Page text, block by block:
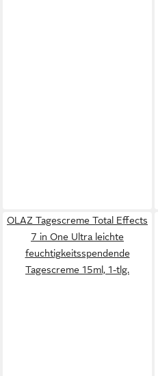
OLAZ Tagescreme Total Effects
7 in One Ultra leichte
feuchtigkeitsspendende
Tagescreme 15ml, 1-tlg.